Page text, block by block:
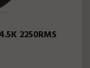
2250RMS